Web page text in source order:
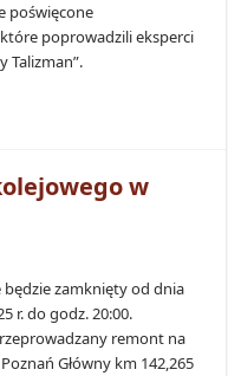
poświęcone
poprowadzili eksperci
Talizman”.
w
zamknięty od dnia
r. do godz. 20:00.
remont na
Główny km 142,265